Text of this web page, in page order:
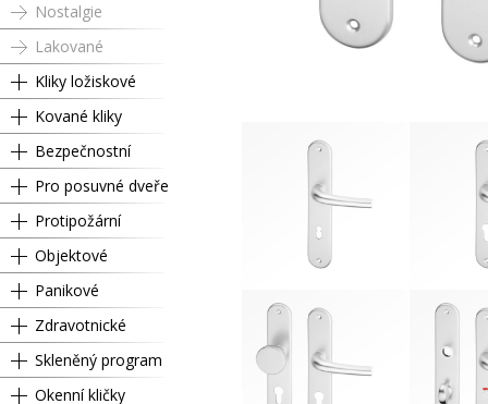
Nostalgie
Lakované
Kliky ložiskové
Kované kliky
Bezpečnostní
Pro posuvné dveře
Protipožární
Objektové
Panikové
Zdravotnické
Skleněný program
Okenní kličky
Dózický klíč